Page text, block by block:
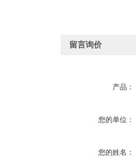
留言询价
产品：
您的单位：
您的姓名：